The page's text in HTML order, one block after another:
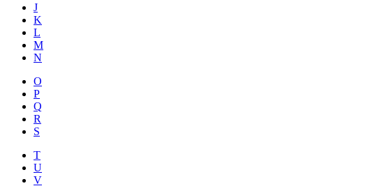
J
K
L
M
N
O
P
Q
R
S
T
U
V